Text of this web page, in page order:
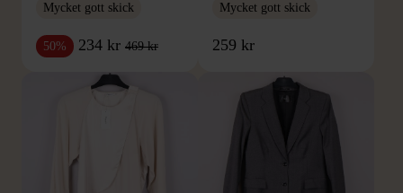
Mycket gott skick
50% 234 kr 469 kr
Mycket gott skick
259 kr